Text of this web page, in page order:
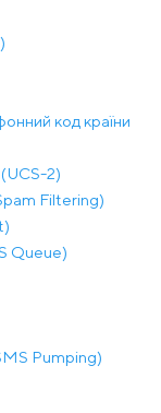
код країни
2)
Filtering)
Queue)
Pumping)